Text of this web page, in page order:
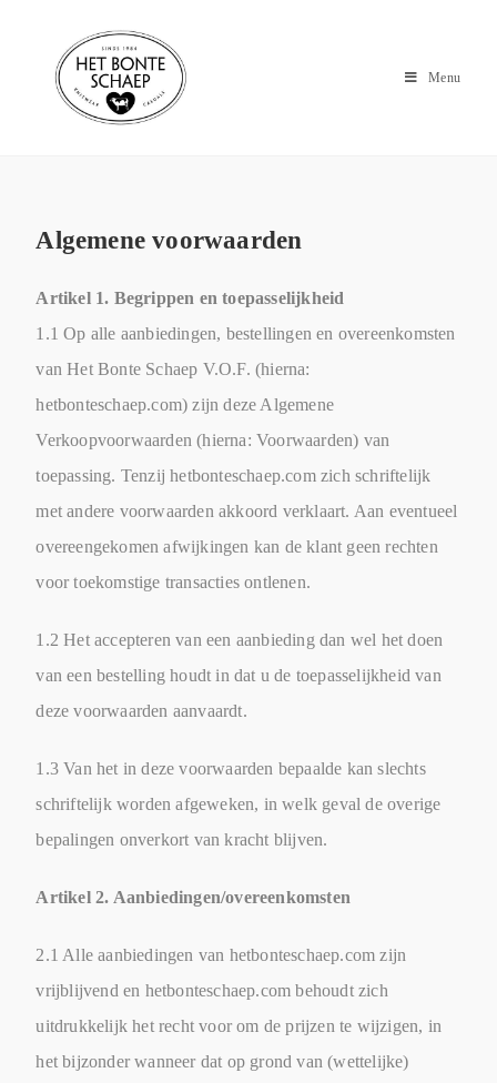
Menu
Algemene voorwaarden
Artikel 1. Begrippen en toepasselijkheid
1.1 Op alle aanbiedingen, bestellingen en overeenkomsten
van Het Bonte Schaep V.O.F. (hierna:
hetbonteschaep.com) zijn deze Algemene
Verkoopvoorwaarden (hierna: Voorwaarden) van
toepassing. Tenzij hetbonteschaep.com zich schriftelijk
met andere voorwaarden akkoord verklaart. Aan eventueel
overeengekomen afwijkingen kan de klant geen rechten
voor toekomstige transacties ontlenen.
1.2 Het accepteren van een aanbieding dan wel het doen
van een bestelling houdt in dat u de toepasselijkheid van
deze voorwaarden aanvaardt.
1.3 Van het in deze voorwaarden bepaalde kan slechts
schriftelijk worden afgeweken, in welk geval de overige
bepalingen onverkort van kracht blijven.
Artikel 2. Aanbiedingen/overeenkomsten
2.1 Alle aanbiedingen van hetbonteschaep.com zijn
vrijblijvend en hetbonteschaep.com behoudt zich
uitdrukkelijk het recht voor om de prijzen te wijzigen, in
het bijzonder wanneer dat op grond van (wettelijke)